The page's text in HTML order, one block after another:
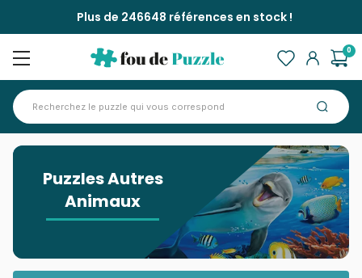
Plus de 246648 références en stock !
0
Puzzles Autres
Animaux